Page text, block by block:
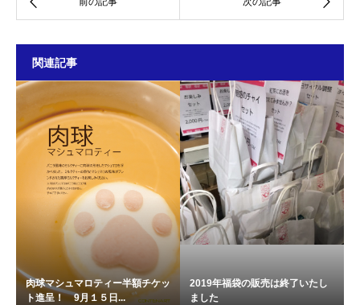
関連記事
肉球マシュマロティー半額チケッ
ト進呈！ 9月１５日...
2019年福袋の販売は終了いたし
ました